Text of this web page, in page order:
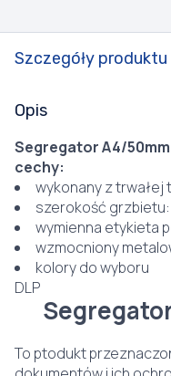
Szczegóły produktu
Opis
Segregator A4/
cechy:
wykonany z trwałej
szerokość grzbietu:
wymienna etykieta
wzmocniony
kolory do wyboru
DLP
To ptodukt